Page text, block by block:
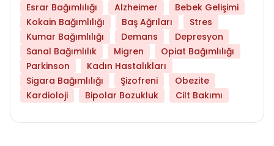
Esrar Bağımlılığı
Alzheimer
Bebek Gelişimi
Kokain Bağımlılığı
Baş Ağrıları
Stres
Kumar Bağımlılığı
Demans
Depresyon
Sanal Bağımlılık
Migren
Opiat Bağımlılığı
Parkinson
Kadın Hastalıkları
Sigara Bağımlılığı
Şizofreni
Obezite
Kardioloji
Bipolar Bozukluk Cilt Bakımı